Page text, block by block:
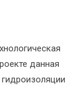
данная